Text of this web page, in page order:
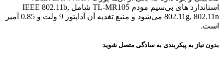
استاندارد های بی‌سیم مودم TL-MR105 شامل IEEE 802.11b,
802.11g, 802.11n می‌شود و منبع تغذیه آن آداپتور 9 ولت و 0.85 آمپر
است.
بدون نیاز به پیکربندی به سادگی متصل شوید